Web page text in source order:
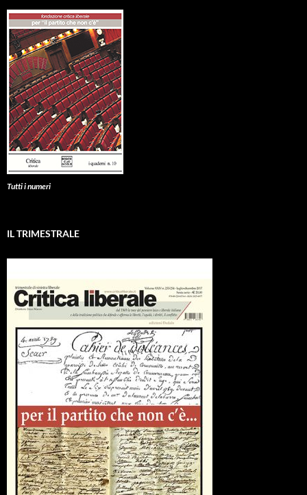
Tutti i numeri
IL TRIMESTRALE